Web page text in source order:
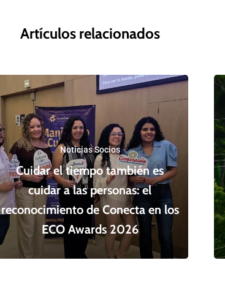
Artículos relacionados
Noticias Socios
Cuidar el tiempo también es
cuidar a las personas: el
reconocimiento de Conecta en los
ECO Awards 2026